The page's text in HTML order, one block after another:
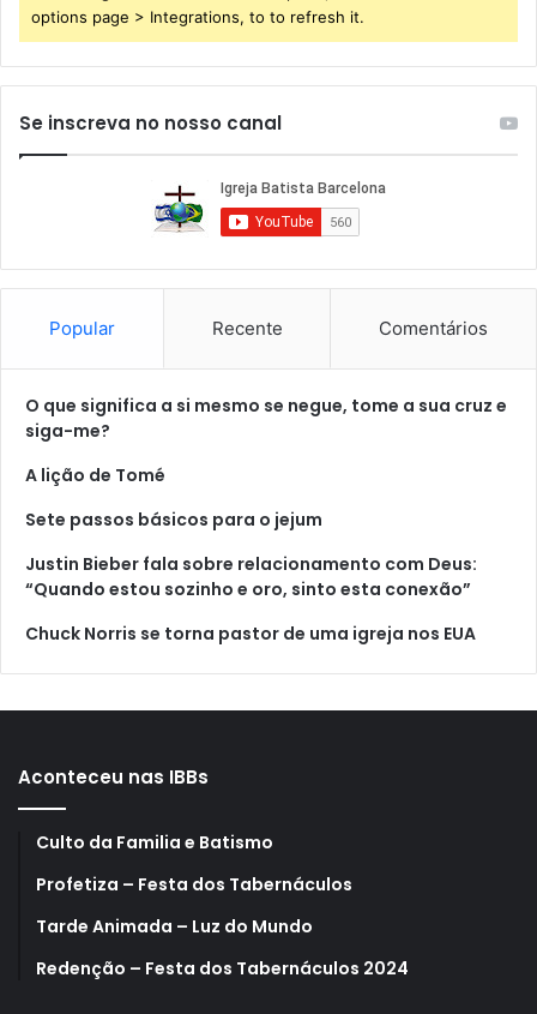
options page > Integrations, to to refresh it.
Se inscreva no nosso canal
Popular Recente Comentários
O que significa a si mesmo se negue, tome a sua cruz e
siga-me?
A lição de Tomé
Sete passos básicos para o jejum
Justin Bieber fala sobre relacionamento com Deus:
“Quando estou sozinho e oro, sinto esta conexão”
Chuck Norris se torna pastor de uma igreja nos EUA
Aconteceu nas IBBs
Culto da Familia e Batismo
Profetiza – Festa dos Tabernáculos
Tarde Animada – Luz do Mundo
Redenção – Festa dos Tabernáculos 2024